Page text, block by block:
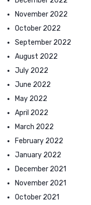
November 2022
October 2022
September 2022
August 2022
July 2022
June 2022
May 2022
April 2022
March 2022
February 2022
January 2022
December 2021
November 2021
October 2021